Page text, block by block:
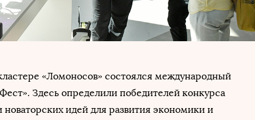
«Ломоносов» состоялся международный
Здесь определили победителей конкурса
идей для развития экономики и